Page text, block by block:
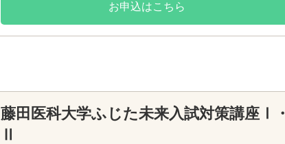
お申込はこちら
藤田医科大学ふじた未来入試対策講座Ⅰ・
Ⅱ